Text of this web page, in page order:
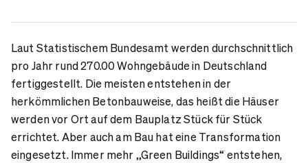
Laut Statistischem Bundesamt werden durchschnittlich
pro Jahr rund 270.00 Wohngebäude in Deutschland
fertiggestellt. Die meisten entstehen in der
herkömmlichen Betonbauweise, das heißt die Häuser
werden vor Ort auf dem Bauplatz Stück für Stück
errichtet. Aber auch am Bau hat eine Transformation
eingesetzt. Immer mehr „Green Buildings“ entstehen,